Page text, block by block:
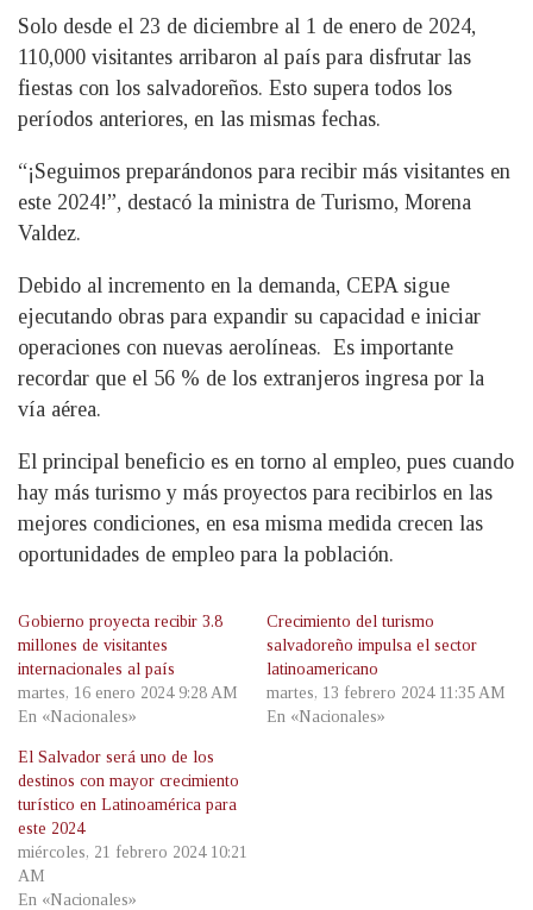
Solo desde el 23 de diciembre al 1 de enero de 2024,
110,000 visitantes arribaron al país para disfrutar las
fiestas con los salvadoreños. Esto supera todos los
períodos anteriores, en las mismas fechas.
“¡Seguimos preparándonos para recibir más visitantes en
este 2024!”, destacó la ministra de Turismo, Morena
Valdez.
Debido al incremento en la demanda, CEPA sigue
ejecutando obras para expandir su capacidad e iniciar
operaciones con nuevas aerolíneas. Es importante
recordar que el 56 % de los extranjeros ingresa por la
vía aérea.
El principal beneficio es en torno al empleo, pues cuando
hay más turismo y más proyectos para recibirlos en las
mejores condiciones, en esa misma medida crecen las
oportunidades de empleo para la población.
Gobierno proyecta recibir 3.8
millones de visitantes
internacionales al país
martes, 16 enero 2024 9:28 AM
En «Nacionales»
Crecimiento del turismo
salvadoreño impulsa el sector
latinoamericano
martes, 13 febrero 2024 11:35 AM
En «Nacionales»
El Salvador será uno de los
destinos con mayor crecimiento
turístico en Latinoamérica para
este 2024
miércoles, 21 febrero 2024 10:21
AM
En «Nacionales»